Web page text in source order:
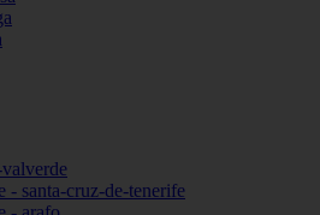
- santa-cruz-de-tenerife